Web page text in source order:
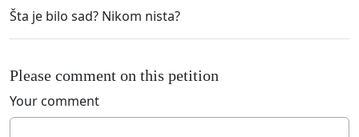
Šta je bilo sad? Nikom nista?
Please comment on this petition
Your comment